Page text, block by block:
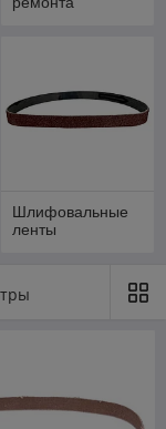
Шлифовальные
ленты